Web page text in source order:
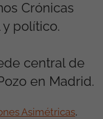
Crónicas
político.
central de
en Madrid.
Asimétricas,